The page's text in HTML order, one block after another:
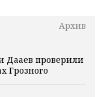
Архив
Дааев проверили
Грозного